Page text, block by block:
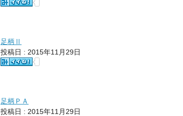
足柄Ⅱ
投稿日 : 2015年11月29日
足柄ＰＡ
投稿日 : 2015年11月29日